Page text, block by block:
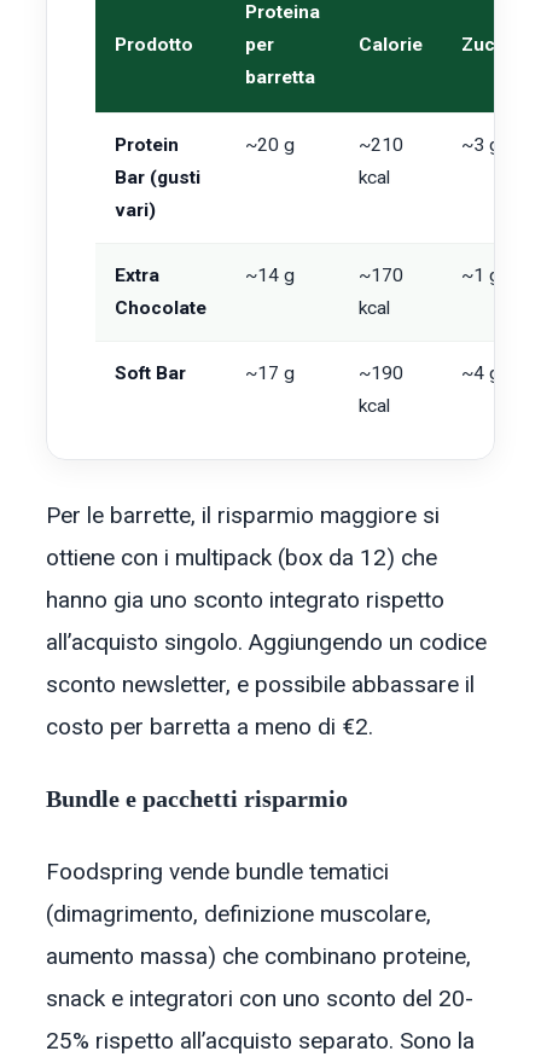
Prodotto
Proteina
per
barretta
Calorie Zuccheri
Protein
Bar (gusti
vari)
~20 g
~210
kcal
~3 g
Extra
Chocolate
~14 g
~170
kcal
~1 g
Soft Bar ~17 g
~190
kcal
~4 g
Per le barrette, il risparmio maggiore si
ottiene con i multipack (box da 12) che
hanno gia uno sconto integrato rispetto
all’acquisto singolo. Aggiungendo un codice
sconto newsletter, e possibile abbassare il
costo per barretta a meno di €2.
Bundle e pacchetti risparmio
Foodspring vende bundle tematici
(dimagrimento, definizione muscolare,
aumento massa) che combinano proteine,
snack e integratori con uno sconto del 20-
25% rispetto all’acquisto separato. Sono la